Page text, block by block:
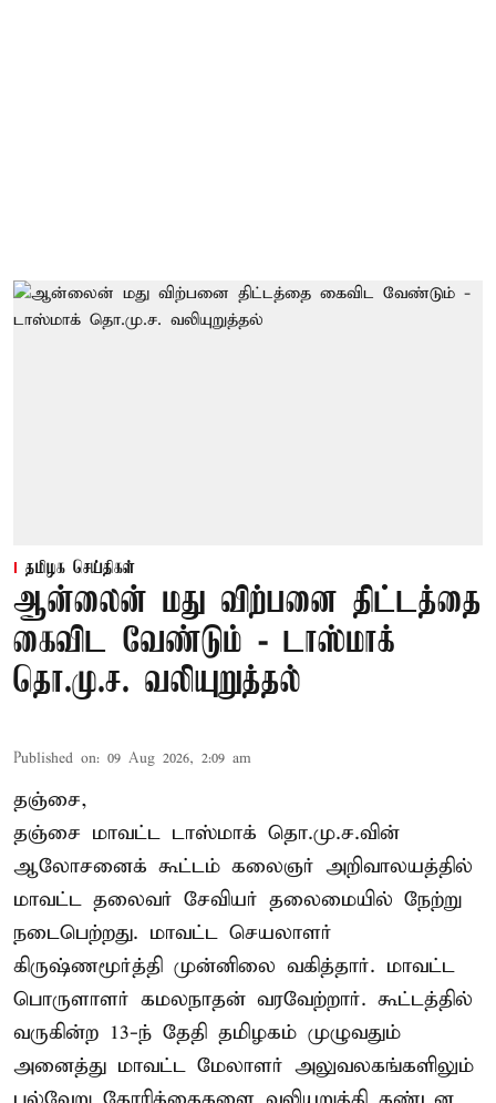
தமிழக செய்திகள்
ஆன்லைன் மது விற்பனை திட்டத்தை
கைவிட வேண்டும் - டாஸ்மாக்
தொ.மு.ச. வலியுறுத்தல்
Published on: 09 Aug 2026, 2:09 am
தஞ்சை,
தஞ்சை மாவட்ட டாஸ்மாக் தொ.மு.ச.வின்
ஆலோசனைக் கூட்டம் கலைஞர் அறிவாலயத்தில்
மாவட்ட தலைவர் சேவியர் தலைமையில் நேற்று
நடைபெற்றது. மாவட்ட செயலாளர்
கிருஷ்ணமூர்த்தி முன்னிலை வகித்தார். மாவட்ட
பொருளாளர் கமலநாதன் வரவேற்றார். கூட்டத்தில்
வருகின்ற 13-ந் தேதி தமிழகம் முழுவதும்
அனைத்து மாவட்ட மேலாளர் அலுவலகங்களிலும்